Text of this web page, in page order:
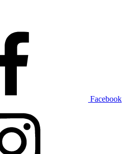
Facebook